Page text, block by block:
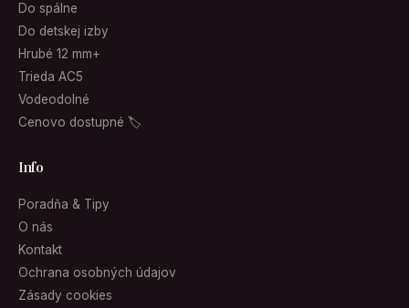
Do spálne
Do detskej izby
Hrubé 12 mm+
Trieda AC5
Vodeodolné
Cenovo dostupné 🏷
Info
Poradňa & Tipy
O nás
Kontakt
Ochrana osobných údajov
Zásady cookies